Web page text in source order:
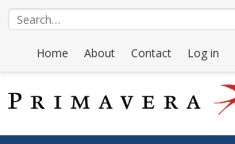
Home About Contact Log in